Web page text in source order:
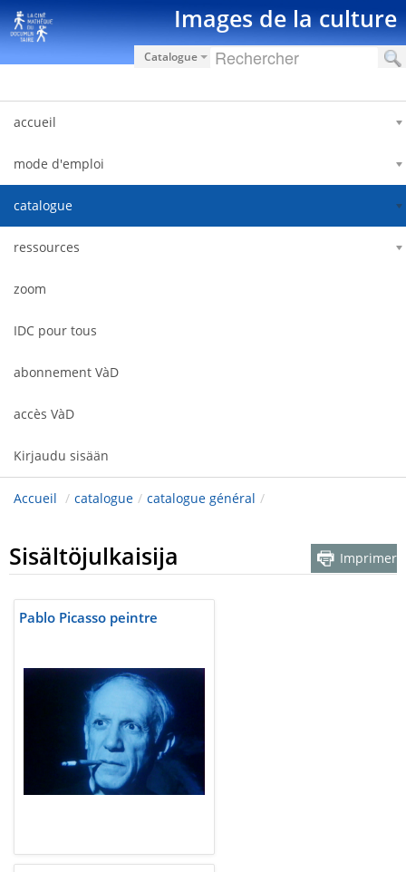
Hyppää sisältöön Images de la culture
Catalogue
accueil
mode d'emploi
catalogue
ressources
zoom
IDC pour tous
abonnement VàD
accès VàD
Kirjaudu sisään
Accueil / catalogue / catalogue général /
Sisältöjulkaisija Imprimer
Pablo Picasso peintre